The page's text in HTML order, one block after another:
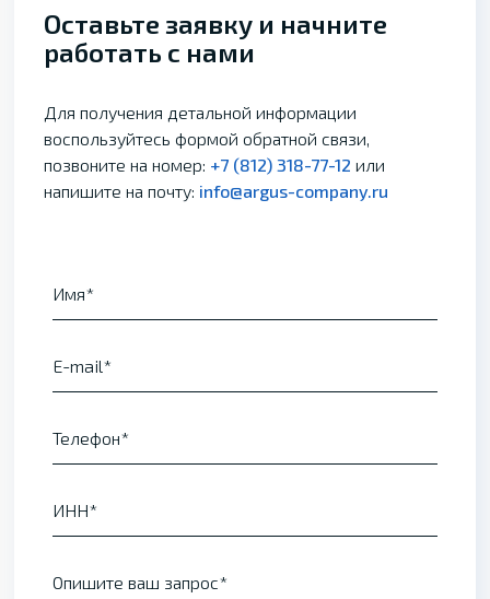
Оставьте заявку и начните
работать с нами
Для получения детальной информации
воспользуйтесь формой обратной связи,
позвоните на номер: +7 (812) 318-77-12 или
напишите на почту: info@argus-company.ru
Имя
E-mail
Телефон
ИНН
Опишите ваш запрос